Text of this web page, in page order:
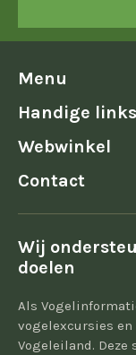
Menu
Handige links
Webwinkel
Contact
Wij
doelen
Als
vogelexcursies
Vogeleiland.